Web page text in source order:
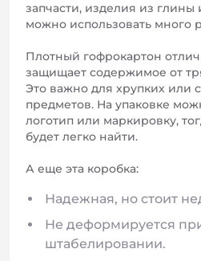
запчасти, изделия из глины
можно использовать много
Плотный гофрокартон
защищает содержимое от
Это важно для хрупких или
предметов. На упаковке
логотип или маркировку,
будет легко найти.
А еще эта коробка:
Надежная, но стоит
Не деформируется
штабелировании.